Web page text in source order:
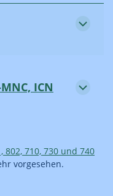
ICN
802, 710, 730 und 740
vorgesehen.